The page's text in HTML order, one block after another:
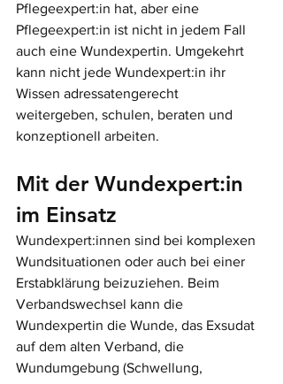
Pflegeexpert:in hat, aber eine
Pflegeexpert:in ist nicht in jedem Fall
auch eine Wundexpertin. Umgekehrt
kann nicht jede Wundexpert:in ihr
Wissen adressatengerecht
weitergeben, schulen, beraten und
konzeptionell arbeiten.
Mit der Wundexpert:in
im Einsatz
Wundexpert:innen sind bei komplexen
Wundsituationen oder auch bei einer
Erstabklärung beizuziehen. Beim
Verbandswechsel kann die
Wundexpertin die Wunde, das Exsudat
auf dem alten Verband, die
Wundumgebung (Schwellung,